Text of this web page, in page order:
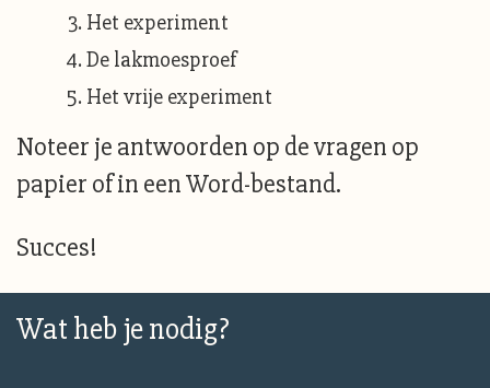
Het experiment
De lakmoesproef
Het vrije experiment
Noteer je antwoorden op de vragen op
papier of in een Word-bestand.
Succes!
Wat heb je nodig?